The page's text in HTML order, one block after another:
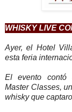
WHISKY LIVE
Ayer, el Hotel
esta feria
El evento contó
Master Classes,
whisky que